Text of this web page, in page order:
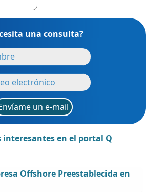
una consulta?
un e-mail
en el portal Q
Offshore Preestablecida en